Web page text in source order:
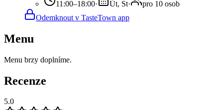
11:00–18:00· Út, St·
pro 10 osob
Odemknout v TasteTown app
Menu
Menu brzy doplníme.
Recenze
5.0